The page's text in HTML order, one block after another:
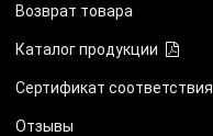
Возврат товара
Каталог продукции
Сертификат соответствия
Отзывы